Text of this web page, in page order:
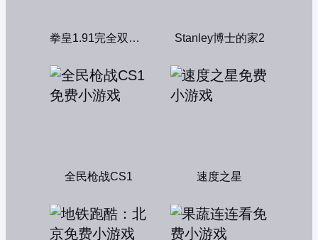
拳皇1.91完全双人版 Stanley博士的家2
全民枪战CS1 速度之星